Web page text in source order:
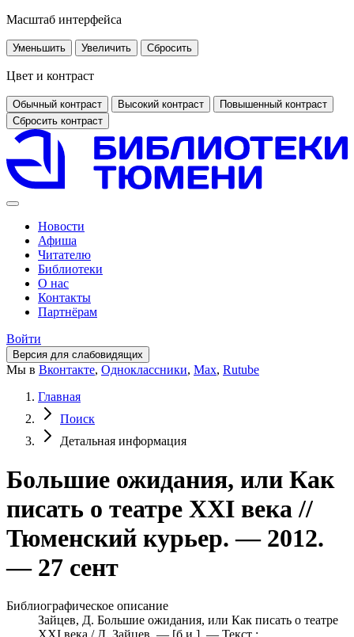
Масштаб интерфейса
Уменьшить Увеличить Сбросить
Цвет и контраст
Обычный контраст Высокий контраст
Повышенный контраст
Сбросить контраст
Новости
Афиша
Читателю
Библиотеки
О нас
Контакты
Партнёрам
Войти
Версия для слабовидящих
Мы в Вконтакте, Одноклассники, Max, Rutube
Главная
Поиск
Детальная информация
Большие ожидания, или Как
писать о театре XXI века //
Тюменский курьер. — 2012.
— 27 сент
Библиографическое описание
Зайцев, Д. Большие ожидания, или Как писать о театре